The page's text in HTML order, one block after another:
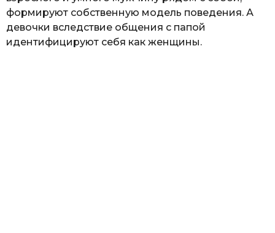
формируют собственную модель поведения. А
девочки вследствие общения с папой
идентифицируют себя как женщины.